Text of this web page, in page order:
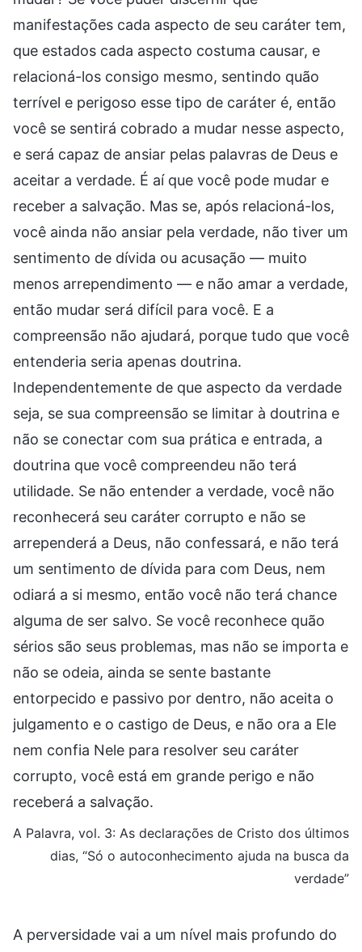
manifestações cada aspecto de seu caráter tem,
que estados cada aspecto costuma causar, e
relacioná-los consigo mesmo, sentindo quão
terrível e perigoso esse tipo de caráter é, então
você se sentirá cobrado a mudar nesse aspecto,
e será capaz de ansiar pelas palavras de Deus e
aceitar a verdade. É aí que você pode mudar e
receber a salvação. Mas se, após relacioná-los,
você ainda não ansiar pela verdade, não tiver um
sentimento de dívida ou acusação — muito
menos arrependimento — e não amar a verdade,
então mudar será difícil para você. E a
compreensão não ajudará, porque tudo que você
entenderia seria apenas doutrina.
Independentemente de que aspecto da verdade
seja, se sua compreensão se limitar à doutrina e
não se conectar com sua prática e entrada, a
doutrina que você compreendeu não terá
utilidade. Se não entender a verdade, você não
reconhecerá seu caráter corrupto e não se
arrependerá a Deus, não confessará, e não terá
um sentimento de dívida para com Deus, nem
odiará a si mesmo, então você não terá chance
alguma de ser salvo. Se você reconhece quão
sérios são seus problemas, mas não se importa e
não se odeia, ainda se sente bastante
entorpecido e passivo por dentro, não aceita o
julgamento e o castigo de Deus, e não ora a Ele
nem confia Nele para resolver seu caráter
corrupto, você está em grande perigo e não
receberá a salvação.
A Palavra, vol. 3: As declarações de Cristo dos últimos
dias, “Só o autoconhecimento ajuda na busca da
verdade”
A perversidade vai a um nível mais profundo do